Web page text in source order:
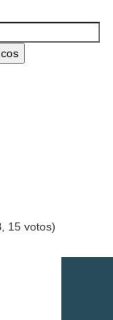
15 votos)